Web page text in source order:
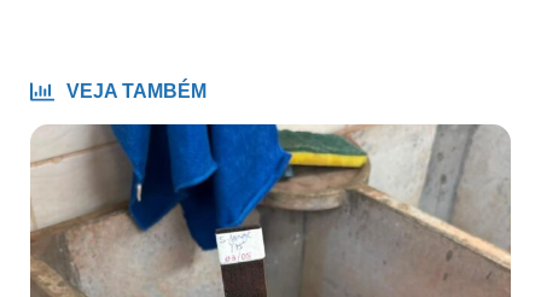
VEJA TAMBÉM